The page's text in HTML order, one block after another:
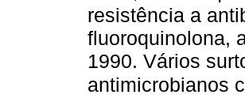
resistência a
fluoroquinolona,
1990. Vários
antimicrobianos